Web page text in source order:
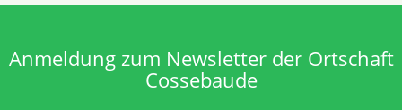
Anmeldung zum Newsletter der Ortschaft
Cossebaude